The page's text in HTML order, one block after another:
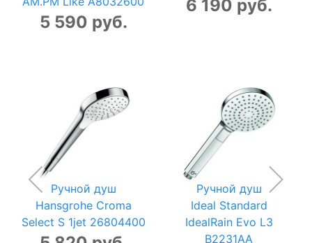
5 590 руб.
6 190 руб.
Ручной душ
Hansgrohe Croma
Select S 1jet 26804400
Ручной душ
Ideal Standard
IdealRain Evo L3
B2231AA